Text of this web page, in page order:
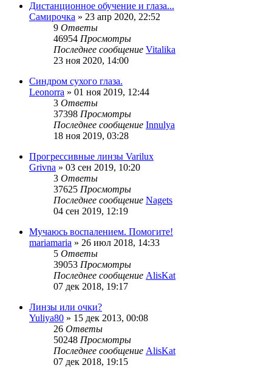
Дистанционное обучение и глаза...
Самирочка » 23 апр 2020, 22:52
9 Ответы
46954 Просмотры
Последнее сообщение Vitalika
23 ноя 2020, 14:00
Синдром сухого глаза.
Leonorra » 01 ноя 2019, 12:44
3 Ответы
37398 Просмотры
Последнее сообщение Innulya
18 ноя 2019, 03:28
Прогрессивные линзы Varilux
Grivna » 03 сен 2019, 10:20
3 Ответы
37625 Просмотры
Последнее сообщение Nagets
04 сен 2019, 12:19
Мучаюсь воспалением. Помогите!
mariamaria » 26 июл 2018, 14:33
5 Ответы
39053 Просмотры
Последнее сообщение AlisKat
07 дек 2018, 19:17
Линзы или очки?
Yuliya80 » 15 дек 2013, 00:08
26 Ответы
50248 Просмотры
Последнее сообщение AlisKat
07 дек 2018, 19:15